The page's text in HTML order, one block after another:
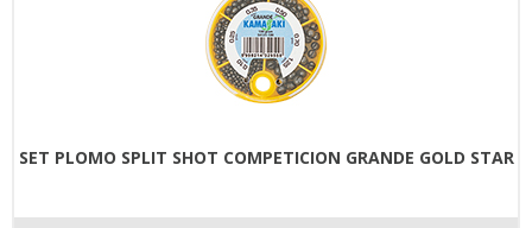
SET PLOMO SPLIT SHOT COMPETICION GRANDE GOLD STAR